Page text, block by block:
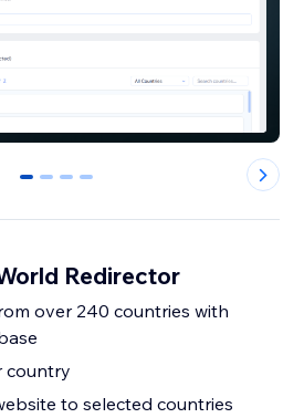
0 1 2 3
Redirector
over 240 countries with
country
to selected countries